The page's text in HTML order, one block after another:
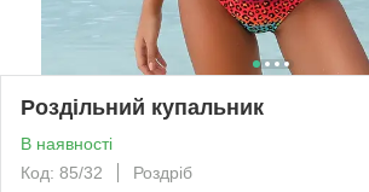
Роздільний купальник
В наявності
Код: 85/32
Роздріб